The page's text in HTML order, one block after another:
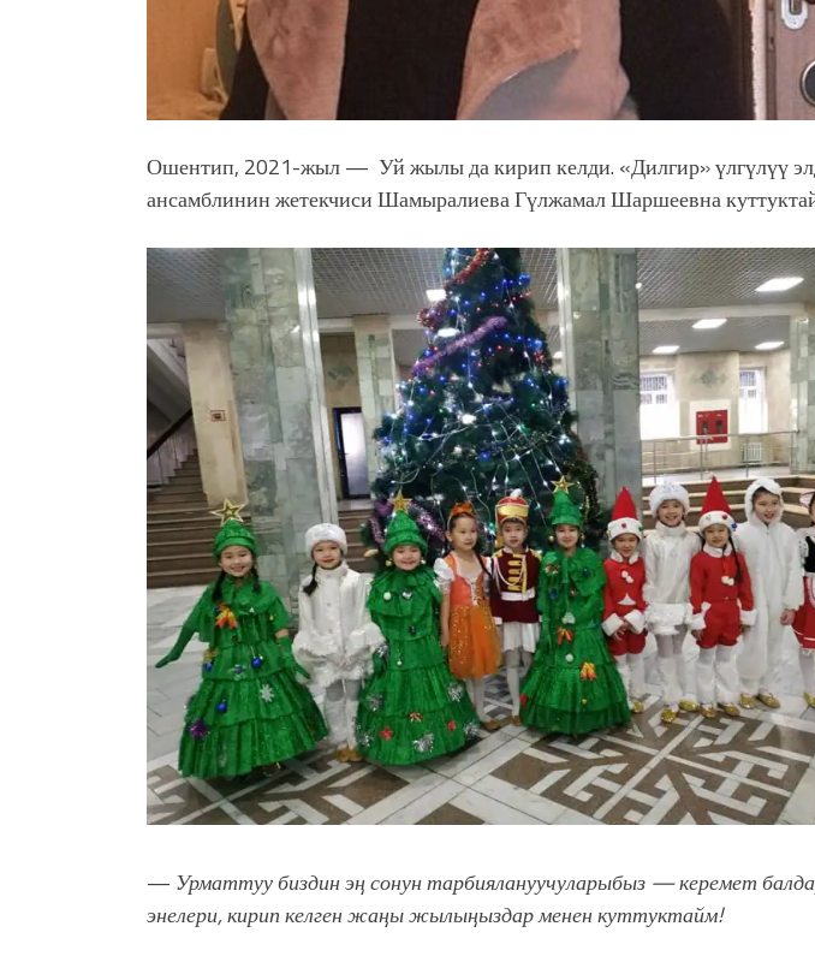
Ошентип, 2021-жыл — Уй жылы да кирип келди. «Дилгир» үлгүлүү
ансамблинин жетекчиси Шамыралиева Гүлжамал Шаршеевна
— Урматтуу биздин эӊ сонун тарбиялануучуларыбыз — керемет
энелери, кирип келген жаӊы жылыӊыздар менен куттуктайм!